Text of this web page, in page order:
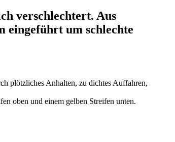
verschlechtert. Aus
eingeführt um schlechte
plötzliches Anhalten, zu dichtes Auffahren,
oben und einem gelben Streifen unten.